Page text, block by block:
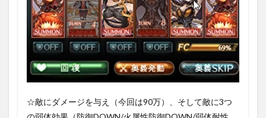
☆敵にダメージを与え（今回は90万）、そして敵に3つ